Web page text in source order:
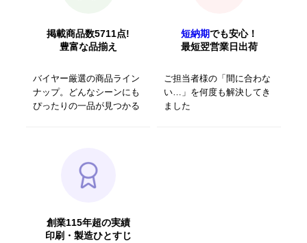
掲載商品数5711点!
豊富な品揃え
バイヤー厳選の商品ライン
ナップ。どんなシーンにも
ぴったりの一品が見つかる
短納期でも安心！
最短翌営業日出荷
ご担当者様の「間に合わな
い…」を何度も解決してき
ました
創業115年超の実績
印刷・製造ひとすじ